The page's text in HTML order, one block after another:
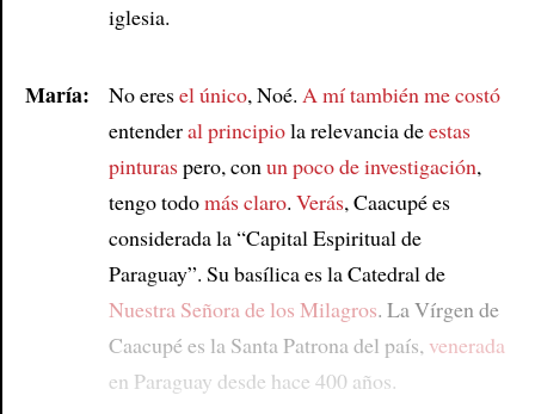
iglesia.
María: No eresel único, Noé. A mí también me costó
entenderal principiola relevancia deestas
pinturaspero, con un poco de investigación,
tengo todomás claro. Verás, Caacupé es
considerada la “Capital Espiritual de
Paraguay”. Su basílica es la Catedral de
Nuestra Señora de los Milagros. La Vírgen de
Caacupé es la Santa Patrona del país, venerada
en Paraguay desde hace 400 años.